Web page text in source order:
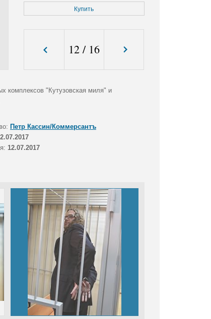
Купить
12/ 16
комплексов "Кутузовская миля" и
Петр Кассин/Коммерсантъ
12.07.2017